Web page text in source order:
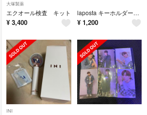
大塚製薬
エクオール検査 キット
¥ 3,400
laposta キーホルダー 特典 水色
¥ 1,200
INI